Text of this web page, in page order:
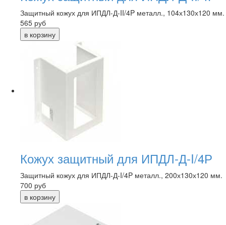
Защитный кожух для ИПДЛ-Д-II/4P металл., 104х130х120 мм.
565 руб
Кожух защитный для ИПДЛ-Д-I/4Р
Защитный кожух для ИПДЛ-Д-I/4P металл., 200х130х120 мм.
700 руб